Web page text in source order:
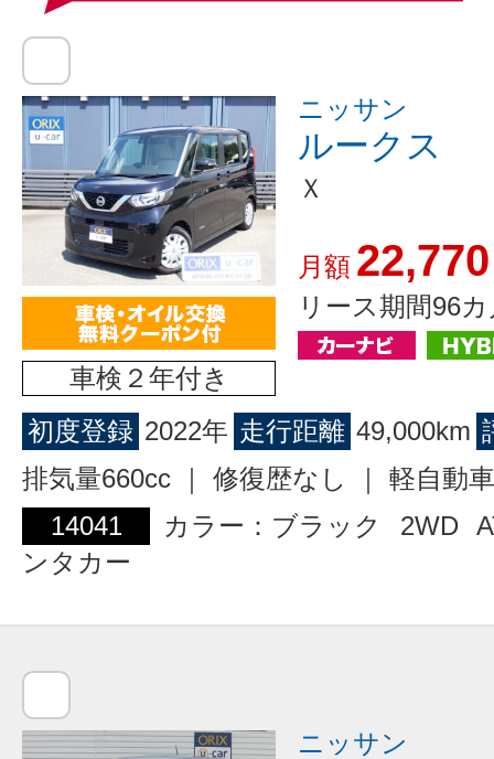
車検２年付き
ニッサン
ルークス
Ｘ
月額 22,770
リース期間96
初度登録 2022年 走行距離 49,000km
排気量660cc ｜ 修復歴なし ｜ 軽自動車
14041
カラー：ブラック 2WD
ンタカー
ニッサン